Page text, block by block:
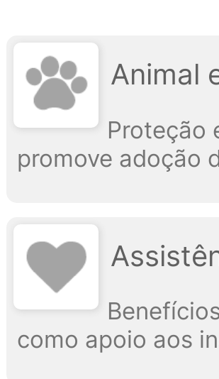
Animal
Proteção
promove adoção
como apoio aos